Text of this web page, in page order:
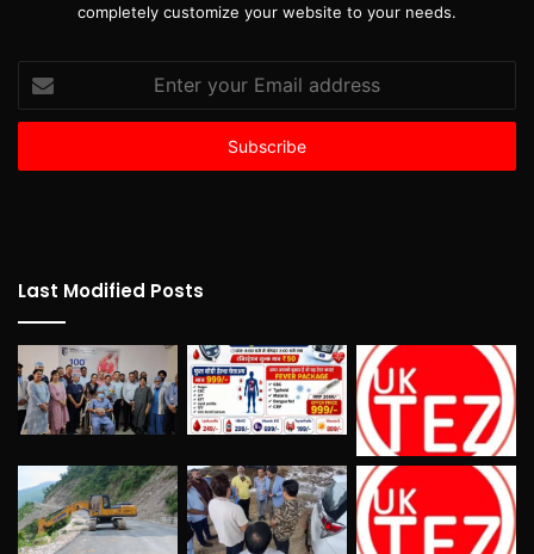
completely customize your website to your needs.
your
Email
Last Modified Posts